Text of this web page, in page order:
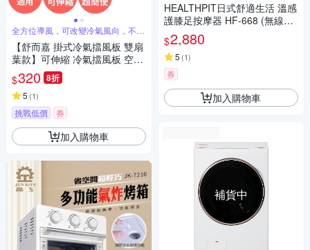
全方位導風，可改變冷氣風向，不影
響製冷
【舒而嘉 掛式冷氣擋風板 雙扇
葉款】可伸縮 冷氣擋風板 空調
擋風板 冷氣導風板 擋風罩 冷氣
擋板 擋板 出風口擋板 壁掛式冷
氣 防直吹 遮風
$320 8折
5 (1)
挑戰低價 券
加入購物車
HEALTHPIT日式舒適生活 溫感
護膝足按摩器 HF-668 (無線使
用/多部位按摩/三種按摩手法選
擇)
$2,880
5 (1)
券
加入購物車
補貨中